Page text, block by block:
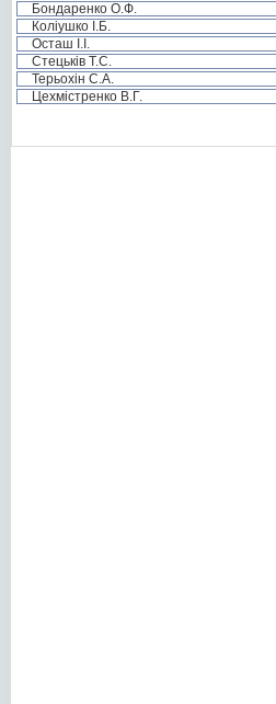
Бондаренко О.Ф.
Коліушко І.Б.
Осташ І.І.
Стецьків Т.С.
Терьохін С.А.
Цехмістренко В.Г.